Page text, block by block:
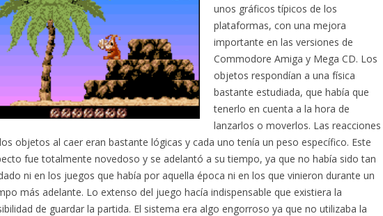
unos gráficos típicos de los
plataformas, con una mejora
importante en las versiones de
Commodore Amiga y Mega CD. Los
objetos respondían a una física
bastante estudiada, que había que
tenerlo en cuenta a la hora de
lanzarlos o moverlos. Las reacciones
objetos al caer eran bastante lógicas y cada uno tenía un peso específico. Este
fue totalmente novedoso y se adelantó a su tiempo, ya que no había sido tan
ni en los juegos que había por aquella época ni en los que vinieron durante un
más adelante. Lo extenso del juego hacía indispensable que existiera la
de guardar la partida. El sistema era algo engorroso ya que no utilizaba la